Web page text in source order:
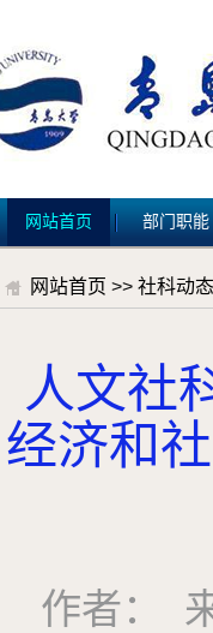
网站首页 部门职能
网站首页 >> 社科动态
人文社
经济和
作者：